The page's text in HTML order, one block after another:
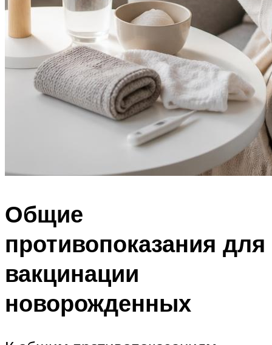
Общие
противопоказания для
вакцинации
новорожденных